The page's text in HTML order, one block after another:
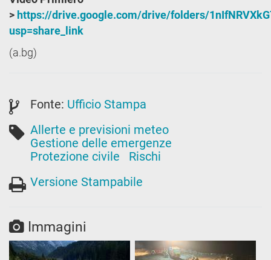
> https://drive.google.com/drive/folders/
usp=share_link
(a.bg)
Fonte: Ufficio Stampa
Allerte e previsioni meteo
Gestione delle emergenze
Protezione civile
Rischi
Versione Stampabile
Immagini